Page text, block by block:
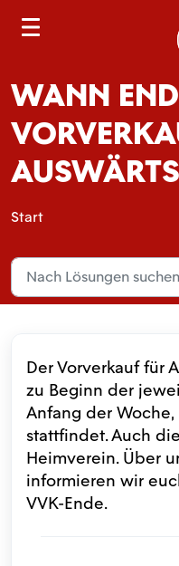
WANN
Start
Der Vorverkauf für
zu Beginn der
Anfang der
stattfindet. Auch
Heimverein. Über
informieren wir
VVK-Ende.